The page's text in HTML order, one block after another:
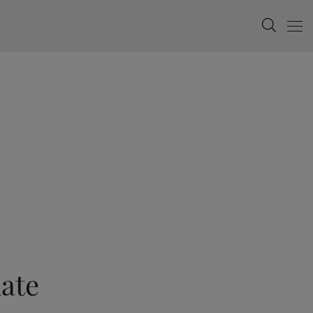
Search
Menu